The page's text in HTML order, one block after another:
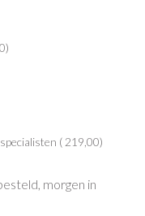
)
( 219,00)
morgen in